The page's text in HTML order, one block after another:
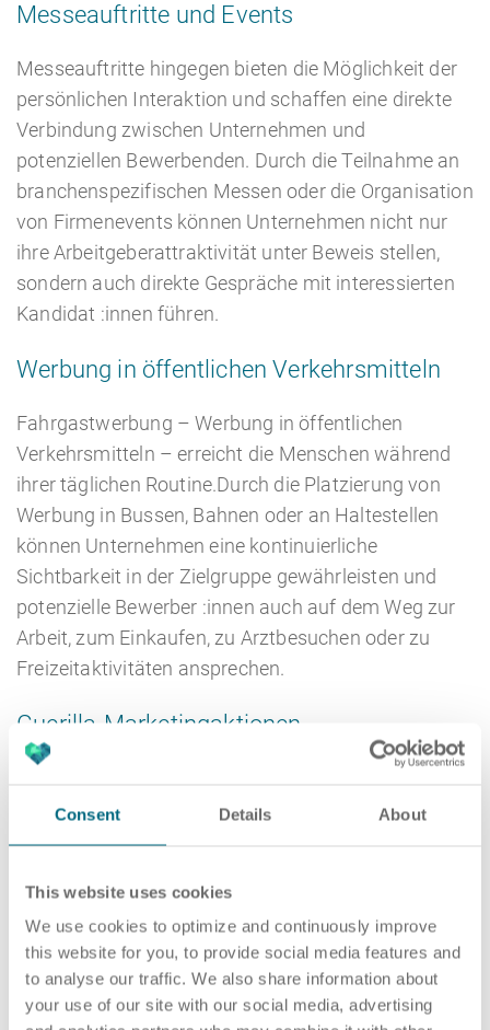
Consent Details About
This website uses cookies
We use cookies to optimize and continuously improve
this website for you, to provide social media features and
to analyse our traffic. We also share information about
your use of our site with our social media, advertising
Messeauftritte und Events
Messeauftritte hingegen bieten die Möglichkeit der
persönlichen Interaktion und schaffen eine direkte
Verbindung zwischen Unternehmen und
potenziellen Bewerbenden. Durch die Teilnahme an
branchenspezifischen Messen oder die Organisation
von Firmenevents können Unternehmen nicht nur
ihre Arbeitgeberattraktivität unter Beweis stellen,
sondern auch direkte Gespräche mit interessierten
Kandidat :innen führen.
Werbung in öffentlichen Verkehrsmitteln
Fahrgastwerbung – Werbung in öffentlichen
Verkehrsmitteln – erreicht die Menschen während
ihrer täglichen Routine.Durch die Platzierung von
Werbung in Bussen, Bahnen oder an Haltestellen
können Unternehmen eine kontinuierliche
Sichtbarkeit in der Zielgruppe gewährleisten und
potenzielle Bewerber :innen auch auf dem Weg zur
Arbeit, zum Einkaufen, zu Arztbesuchen oder zu
Freizeitaktivitäten ansprechen.
Guerilla-Marketingaktionen
Home-Personalmarketings setzen auf
unkonventionelle und überraschende Methoden, um
Ansätze zielen darauf ab, die Zielgruppe auf
unerwartete Weise zu überraschen und zu fesseln,
um in den Köpfen zu bleiben. Guerilla-Marketing-
Aktionen können verschiedene Formen annehmen,
von ungewöhnlichen Stunts und Flashmobs bis hin